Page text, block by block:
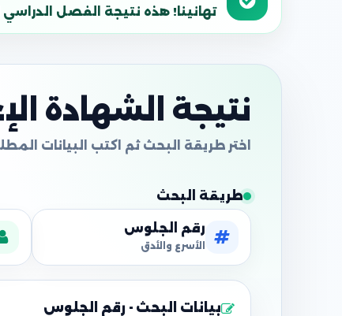
تهانينا! هذه نتيجة الفصل الدراسي
نتيجة الشهادة
طريقة البحث
رقم الجلوس
الأسرع والأدق
بيانات البحث - رقم الجلوس